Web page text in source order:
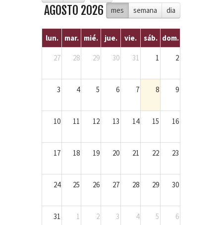
mes
semana dia
AGOSTO 2026
lun. mar. mié. jue. vie. sáb. dom.
27 28 29 30 31 1 2
3 4 5 6 7 8 9
10 11 12 13 14 15 16
17 18 19 20 21 22 23
24 25 26 27 28 29 30
31 1 2 3 4 5 6